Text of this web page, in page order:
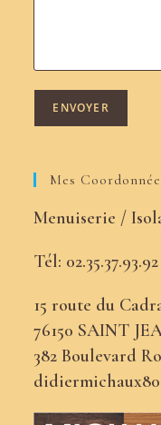
Mes
Menuiserie /
Tél:
15 route du
76150 SAINT
382 Boulevard